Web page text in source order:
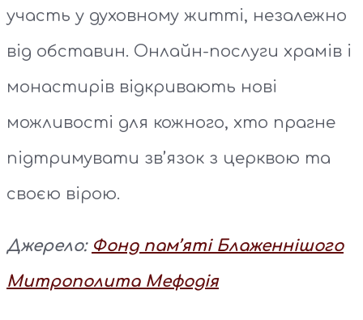
участь у духовному житті, незалежно
від обставин. Онлайн-послуги храмів і
монастирів відкривають нові
можливості для кожного, хто прагне
підтримувати зв’язок з церквою та
своєю вірою.
Джерело: Фонд пам’яті Блаженнішого
Митрополита Мефодія